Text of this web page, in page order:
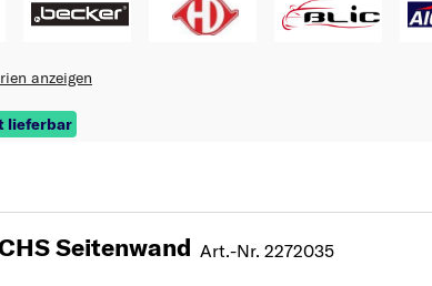
anzeigen
lieferbar
Seitenwand Art.-Nr. 2272035